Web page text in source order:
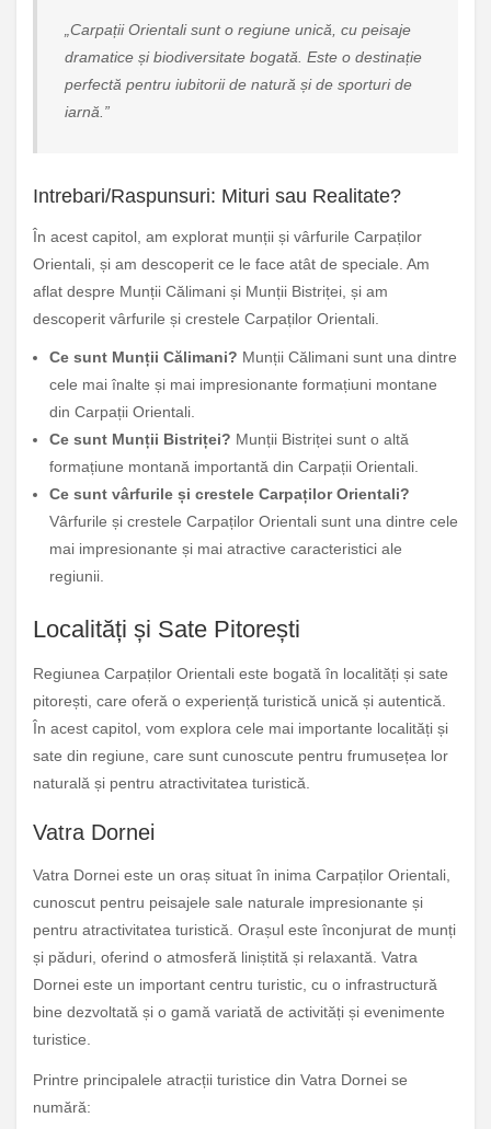
„Carpații Orientali sunt o regiune unică, cu peisaje
dramatice și biodiversitate bogată. Este o destinație
perfectă pentru iubitorii de natură și de sporturi de
iarnă.”
Intrebari/Raspunsuri: Mituri sau Realitate?
În acest capitol, am explorat munții și vârfurile Carpaților
Orientali, și am descoperit ce le face atât de speciale. Am
aflat despre Munții Călimani și Munții Bistriței, și am
descoperit vârfurile și crestele Carpaților Orientali.
Ce sunt Munții Călimani? Munții Călimani sunt una dintre
cele mai înalte și mai impresionante formațiuni montane
din Carpații Orientali.
Ce sunt Munții Bistriței? Munții Bistriței sunt o altă
formațiune montană importantă din Carpații Orientali.
Ce sunt vârfurile și crestele Carpaților Orientali?
Vârfurile și crestele Carpaților Orientali sunt una dintre cele
mai impresionante și mai atractive caracteristici ale
regiunii.
Localități și Sate Pitorești
Regiunea Carpaților Orientali este bogată în localități și sate
pitorești, care oferă o experiență turistică unică și autentică.
În acest capitol, vom explora cele mai importante localități și
sate din regiune, care sunt cunoscute pentru frumusețea lor
naturală și pentru atractivitatea turistică.
Vatra Dornei
Vatra Dornei este un oraș situat în inima Carpaților Orientali,
cunoscut pentru peisajele sale naturale impresionante și
pentru atractivitatea turistică. Orașul este înconjurat de munți
și păduri, oferind o atmosferă liniștită și relaxantă. Vatra
Dornei este un important centru turistic, cu o infrastructură
bine dezvoltată și o gamă variată de activități și evenimente
turistice.
Printre principalele atracții turistice din Vatra Dornei se
numără: